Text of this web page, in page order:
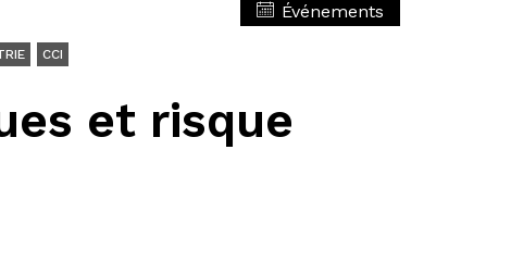
Événements
CCI
et risque